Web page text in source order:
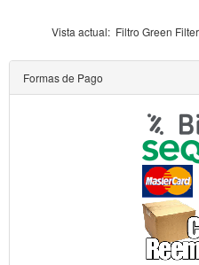
Vista actual: Filtro Green
Formas de Pago